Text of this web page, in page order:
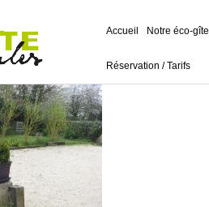
Accueil
Notre éco-gîte
Réservation / Tarifs